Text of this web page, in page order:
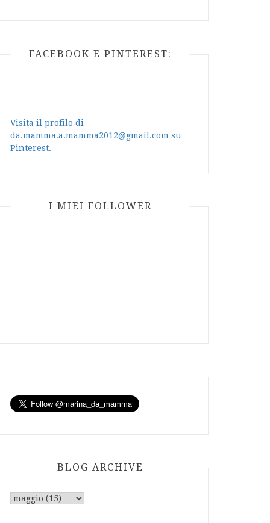
FACEBOOK E PINTEREST:
Visita il profilo di
da.mamma.a.mamma2012@gmail.com su
Pinterest.
I MIEI FOLLOWER
BLOG ARCHIVE